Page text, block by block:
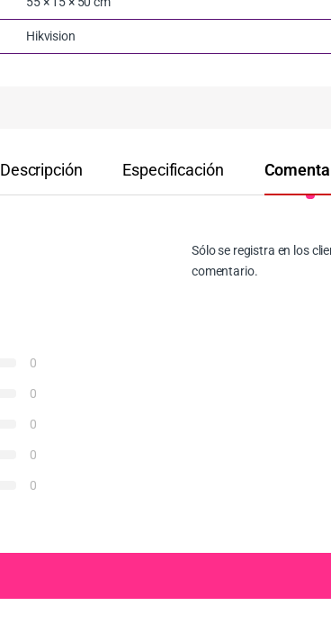
Hikvision
Descripción Especificación
0
0
0
0
0
Sólo se registra en los
comentario.